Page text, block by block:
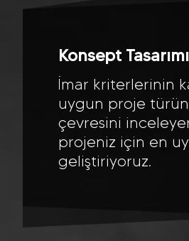
Konsept Tasarımı
İmar kriterlerinin
uygun proje
çevresini
projeniz için en
geliştiriyoruz.